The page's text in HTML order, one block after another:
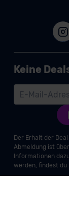
Keine
Der Erhalt der
Abmeldung ist
Informationen
werden, findest du